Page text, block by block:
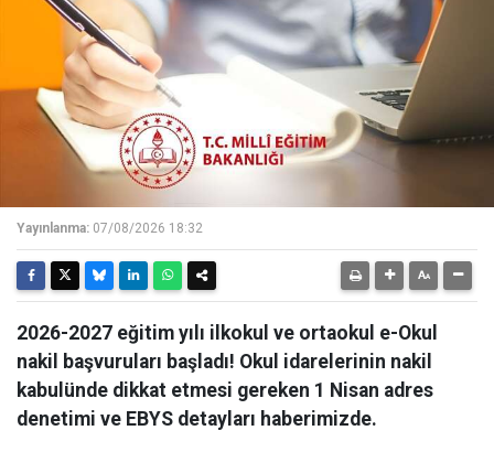
Yayınlanma: 07/08/2026 18:32
2026-2027 eğitim yılı ilkokul ve ortaokul e-Okul
nakil başvuruları başladı! Okul idarelerinin nakil
kabulünde dikkat etmesi gereken 1 Nisan adres
denetimi ve EBYS detayları haberimizde.